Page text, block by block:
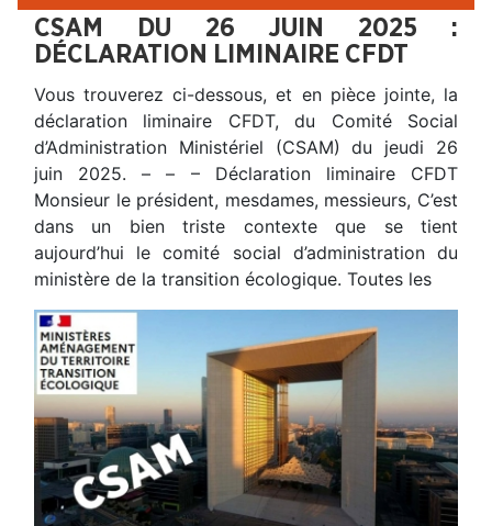
CSAM DU 26 JUIN 2025 :
DÉCLARATION LIMINAIRE CFDT
Vous trouverez ci-dessous, et en pièce jointe, la
déclaration liminaire CFDT, du Comité Social
d’Administration Ministériel (CSAM) du jeudi 26
juin 2025. – – – Déclaration liminaire CFDT
Monsieur le président, mesdames, messieurs, C’est
dans un bien triste contexte que se tient
aujourd’hui le comité social d’administration du
ministère de la transition écologique. Toutes les